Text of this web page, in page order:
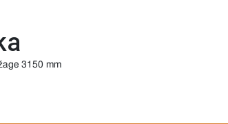
3150 mm